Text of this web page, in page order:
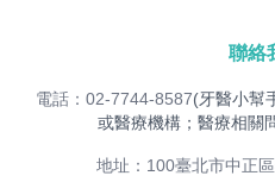
聯絡
電話：02-7744-8587(牙醫小幫
或醫療機構；醫療相關
地址：100臺北市中正